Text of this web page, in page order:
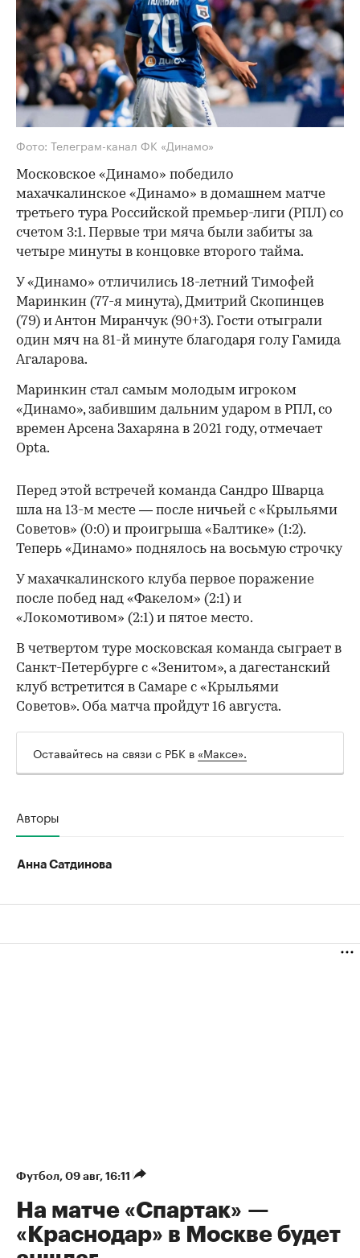
Фото: Телеграм-канал ФК «Динамо»
Московское «Динамо» победило
махачкалинское «Динамо» в домашнем матче
третьего тура Российской премьер-лиги (РПЛ) со
счетом 3:1. Первые три мяча были забиты за
четыре минуты в концовке второго тайма.
У «Динамо» отличились 18-летний Тимофей
Маринкин (77-я минута), Дмитрий Скопинцев
(79) и Антон Миранчук (90+3). Гости отыграли
один мяч на 81-й минуте благодаря голу Гамида
Агаларова.
Маринкин стал самым молодым игроком
«Динамо», забившим дальним ударом в РПЛ, со
времен Арсена Захаряна в 2021 году, отмечает
Opta.
Перед этой встречей команда Сандро Шварца
шла на 13-м месте — после ничьей с «Крыльями
Советов» (0:0) и проигрыша «Балтике» (1:2).
Теперь «Динамо» поднялось на восьмую строчку
У махачкалинского клуба первое поражение
после побед над «Факелом» (2:1) и
«Локомотивом» (2:1) и пятое место.
В четвертом туре московская команда сыграет в
Санкт-Петербурге с «Зенитом», а дагестанский
клуб встретится в Самаре с «Крыльями
Советов». Оба матча пройдут 16 августа.
Оставайтесь на связи с РБК в «Максе».
Авторы
Анна Сатдинова
Футбол 09 авг, 16:11
На матче «Спартак» —
«Краснодар» в Москве будет